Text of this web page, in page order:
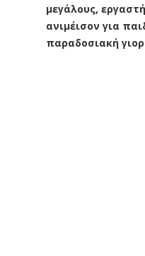
μεγάλους,
ανιμέισον για
παραδοσιακή